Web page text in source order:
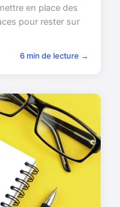
en place des
pour rester sur
6 min de lecture →